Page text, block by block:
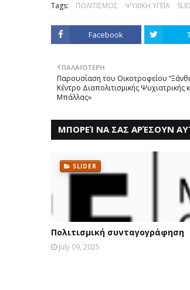
Tags: ΠΟΛΙΤΙΣΜΟΣ ΨΥΧΙΚΗ ΥΓΕΙΑ
Facebook
ΠΑΛΑΙΌΤΕΡΗ
Παρουσίαση του Οικοτροφείου
Κέντρο Διαπολιτισμικής
Μπάλλας»
ΜΠΟΡΕΊ ΝΑ ΣΑΣ ΑΡΈΣΟΥΝ
SLIDER
Πολιτισμική συνταγογράφηση
July 09, 2025